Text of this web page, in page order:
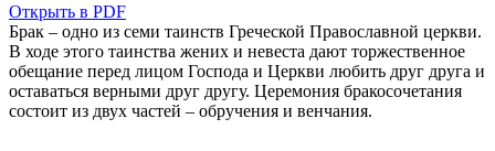
Открыть в PDF
Брак – одно из семи таинств Греческой Православной церкви.
В ходе этого таинства жених и невеста дают торжественное
обещание перед лицом Господа и Церкви любить друг друга и
оставаться верными друг другу. Церемония бракосочетания
состоит из двух частей – обручения и венчания.